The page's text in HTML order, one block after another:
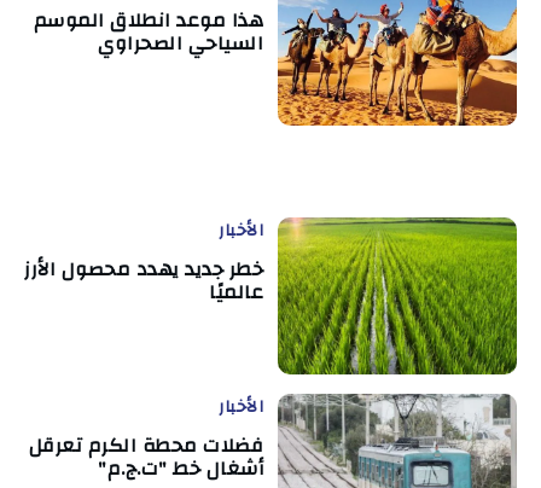
هذا موعد انطلاق الموسم
السياحي الصحراوي
الأخبار
خطر جديد يهدد محصول الأرز
عالميًا
الأخبار
فضلات محطة الكرم تعرقل
أشغال خط "ت.ج.م"